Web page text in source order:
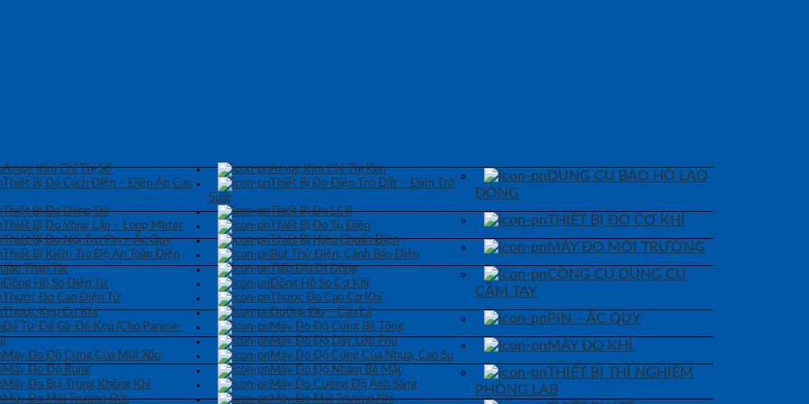
Ampe Kìm Chỉ Thị Số
Ampe Kìm Chỉ Thị Kim
Thiết Bị Đo Cách Điện – Điện Áp Cao
Thiết Bị Đo Điện Trở Đất – Điện Trở
Suất
Thiết Bị Đo Dòng Dò
Thiết Bị Đo LCR
Thiết Bị Đo Vòng Lặp – Loop Meter
Thiết Bị Đo Tụ Điện
Thiết Bị Đo Nội Trở Pin – Ắc Quy
Thiết Bị Hiệu Chuẩn Điện
Thiết Bị Kiểm Tra Độ An Toàn Điện
DỤNG CỤ BẢO HỘ LAO
ĐỘNG
Bút Thử Điện, Cảnh Báo Điện
Sào Thao Tác
Tiếp Địa Di Động
THIẾT BỊ ĐO CƠ KHÍ
Đồng Hồ So Điện Tử
Đồng Hồ So Cơ Khí
Thước Đo Cao Điện Tử
Thước Đo Cao Cơ Khí
Thước Kẹp Cơ Khí
Dưỡng Đo – Căn Lá
Đế Từ-Đế Gá-Đế Kẹp (Cho Panme-
Máy Đo Độ Cứng Bê Tông
Máy Đo Độ Dày Lớp Phủ
Máy Đo Độ Cứng Của Mút Xốp
Máy Đo Độ Cứng Của Nhựa, Cao Su
Máy Đo Độ Rung Máy Đo Độ Nhám Bề Mặt
MÁY ĐO MÔI TRƯỜNG
Máy Đo Bụi Trong Không Khí
Máy Đo Cường Độ Ánh Sáng
Máy Đo Môi Trường Đất
Máy Đo Môi Trường Khí
CÔNG CỤ DỤNG CỤ
CẦM TAY
PIN – ẮC QUY
MÁY ĐO KHÍ
THIẾT BỊ THÍ NGHIỆM
PHÒNG LAB